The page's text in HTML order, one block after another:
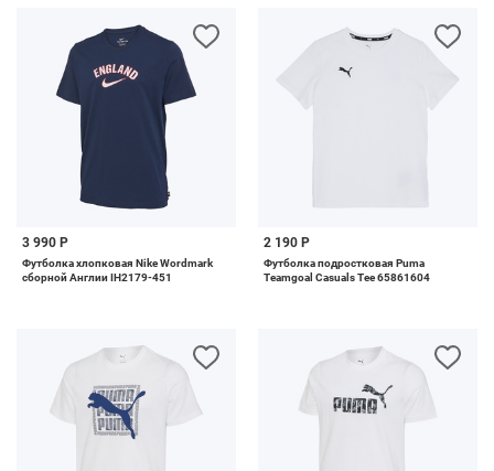
3 990 Р
Футболка хлопковая Nike Wordmark
сборной Англии IH2179-451
2 190 Р
Футболка подростковая Puma
Teamgoal Casuals Tee 65861604